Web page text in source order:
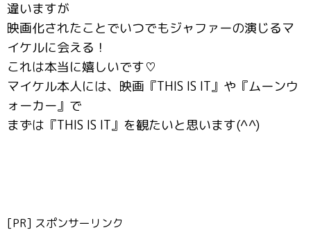
違いますが
映画化されたことでいつでもジャファーの演じるマ
イケルに会える！
これは本当に嬉しいです♡
マイケル本人には、映画『THIS IS IT』や『ムーンウ
ォーカー』で
まずは『THIS IS IT』を観たいと思います(^^)
[PR] スポンサーリンク